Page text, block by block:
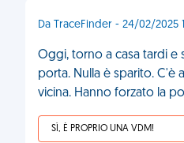
Da TraceFinder - 24/02/2025
Oggi, torno a casa tardi e
porta. Nulla è sparito. C'è
vicina. Hanno forzato la
SÌ, È PROPRIO UNA VDM!